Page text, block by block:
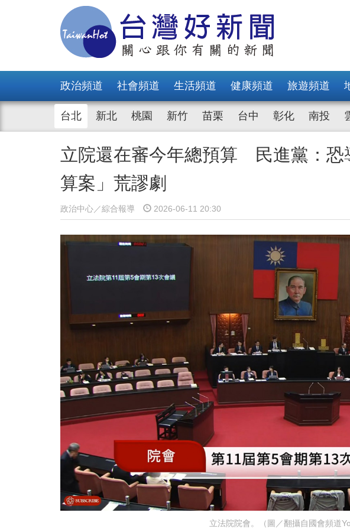
政治頻道 社會頻道 生活頻道 健康頻道 旅遊頻道
台北 新北 桃園 新竹 苗栗 台中 彰化 南投
立院還在審今年總預算 民進黨：恐
算案」荒謬劇
政治中心／綜合報導 2026-06-11 20:30
立法院院會。（圖／翻攝自國會頻道